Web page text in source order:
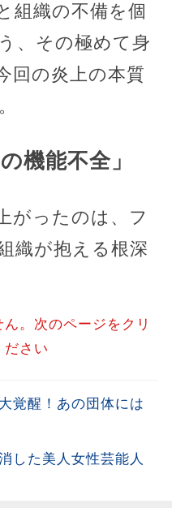
組織の不備を個
、その極めて身
回の炎上の本質
機能不全」
がったのは、フ
織が抱える根深
。次のページをクリ
ださい
覚醒！あの団体には
した美人女性芸能人